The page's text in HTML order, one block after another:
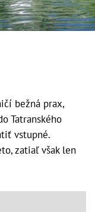
bežná prax,
Tatranského
vstupné.
zatiaľ však len